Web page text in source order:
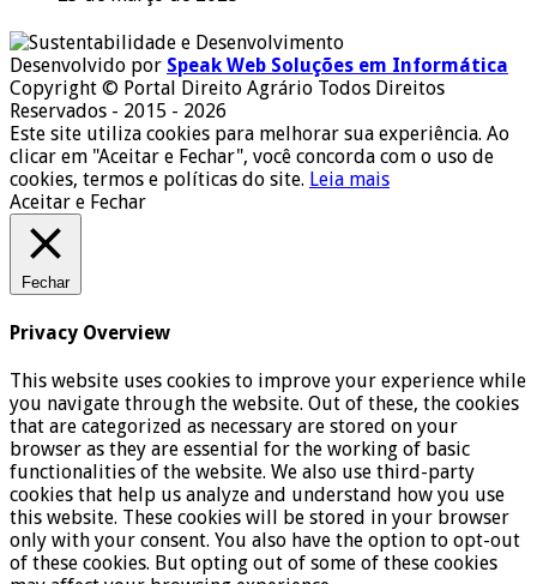
Desenvolvido por Speak Web Soluções em Informática
Copyright © Portal Direito Agrário Todos Direitos
Reservados - 2015 - 2026
Este site utiliza cookies para melhorar sua experiência. Ao
clicar em "Aceitar e Fechar", você concorda com o uso de
cookies, termos e políticas do site. Leia mais
Aceitar e Fechar
Fechar
Privacy Overview
This website uses cookies to improve your experience while
you navigate through the website. Out of these, the cookies
that are categorized as necessary are stored on your
browser as they are essential for the working of basic
functionalities of the website. We also use third-party
cookies that help us analyze and understand how you use
this website. These cookies will be stored in your browser
only with your consent. You also have the option to opt-out
of these cookies. But opting out of some of these cookies